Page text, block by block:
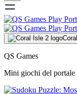
QS Games
Mini giochi del portale